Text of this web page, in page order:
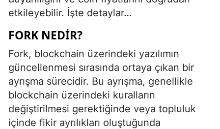
etkileyebilir. İşte detaylar…
FORK NEDIR?
Fork, blockchain üzerindeki yazılımın
güncellenmesi sırasında ortaya çıkan bir
ayrışma sürecidir. Bu ayrışma, genellikle
blockchain üzerindeki kuralların
değiştirilmesi gerektiğinde veya topluluk
içinde fikir ayrılıkları oluştuğunda